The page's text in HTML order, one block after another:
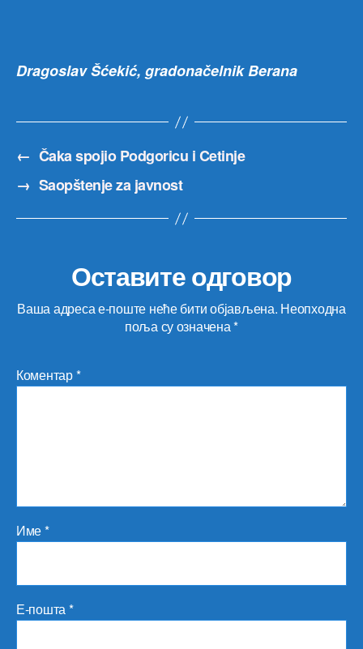
Dragoslav Šćekić, gradonačelnik Berana
← Čaka spojio Podgoricu i Cetinje
→ Saopštenje za javnost
Оставите одговор
Ваша адреса е-поште неће бити објављена. Неопходна
поља су означена*
Коментар*
Име*
Е-пошта*